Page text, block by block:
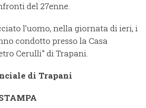
del 27enne.
l’uomo, nella giornata di ieri, i
condotto presso la Casa
Cerulli” di Trapani.
di Trapani